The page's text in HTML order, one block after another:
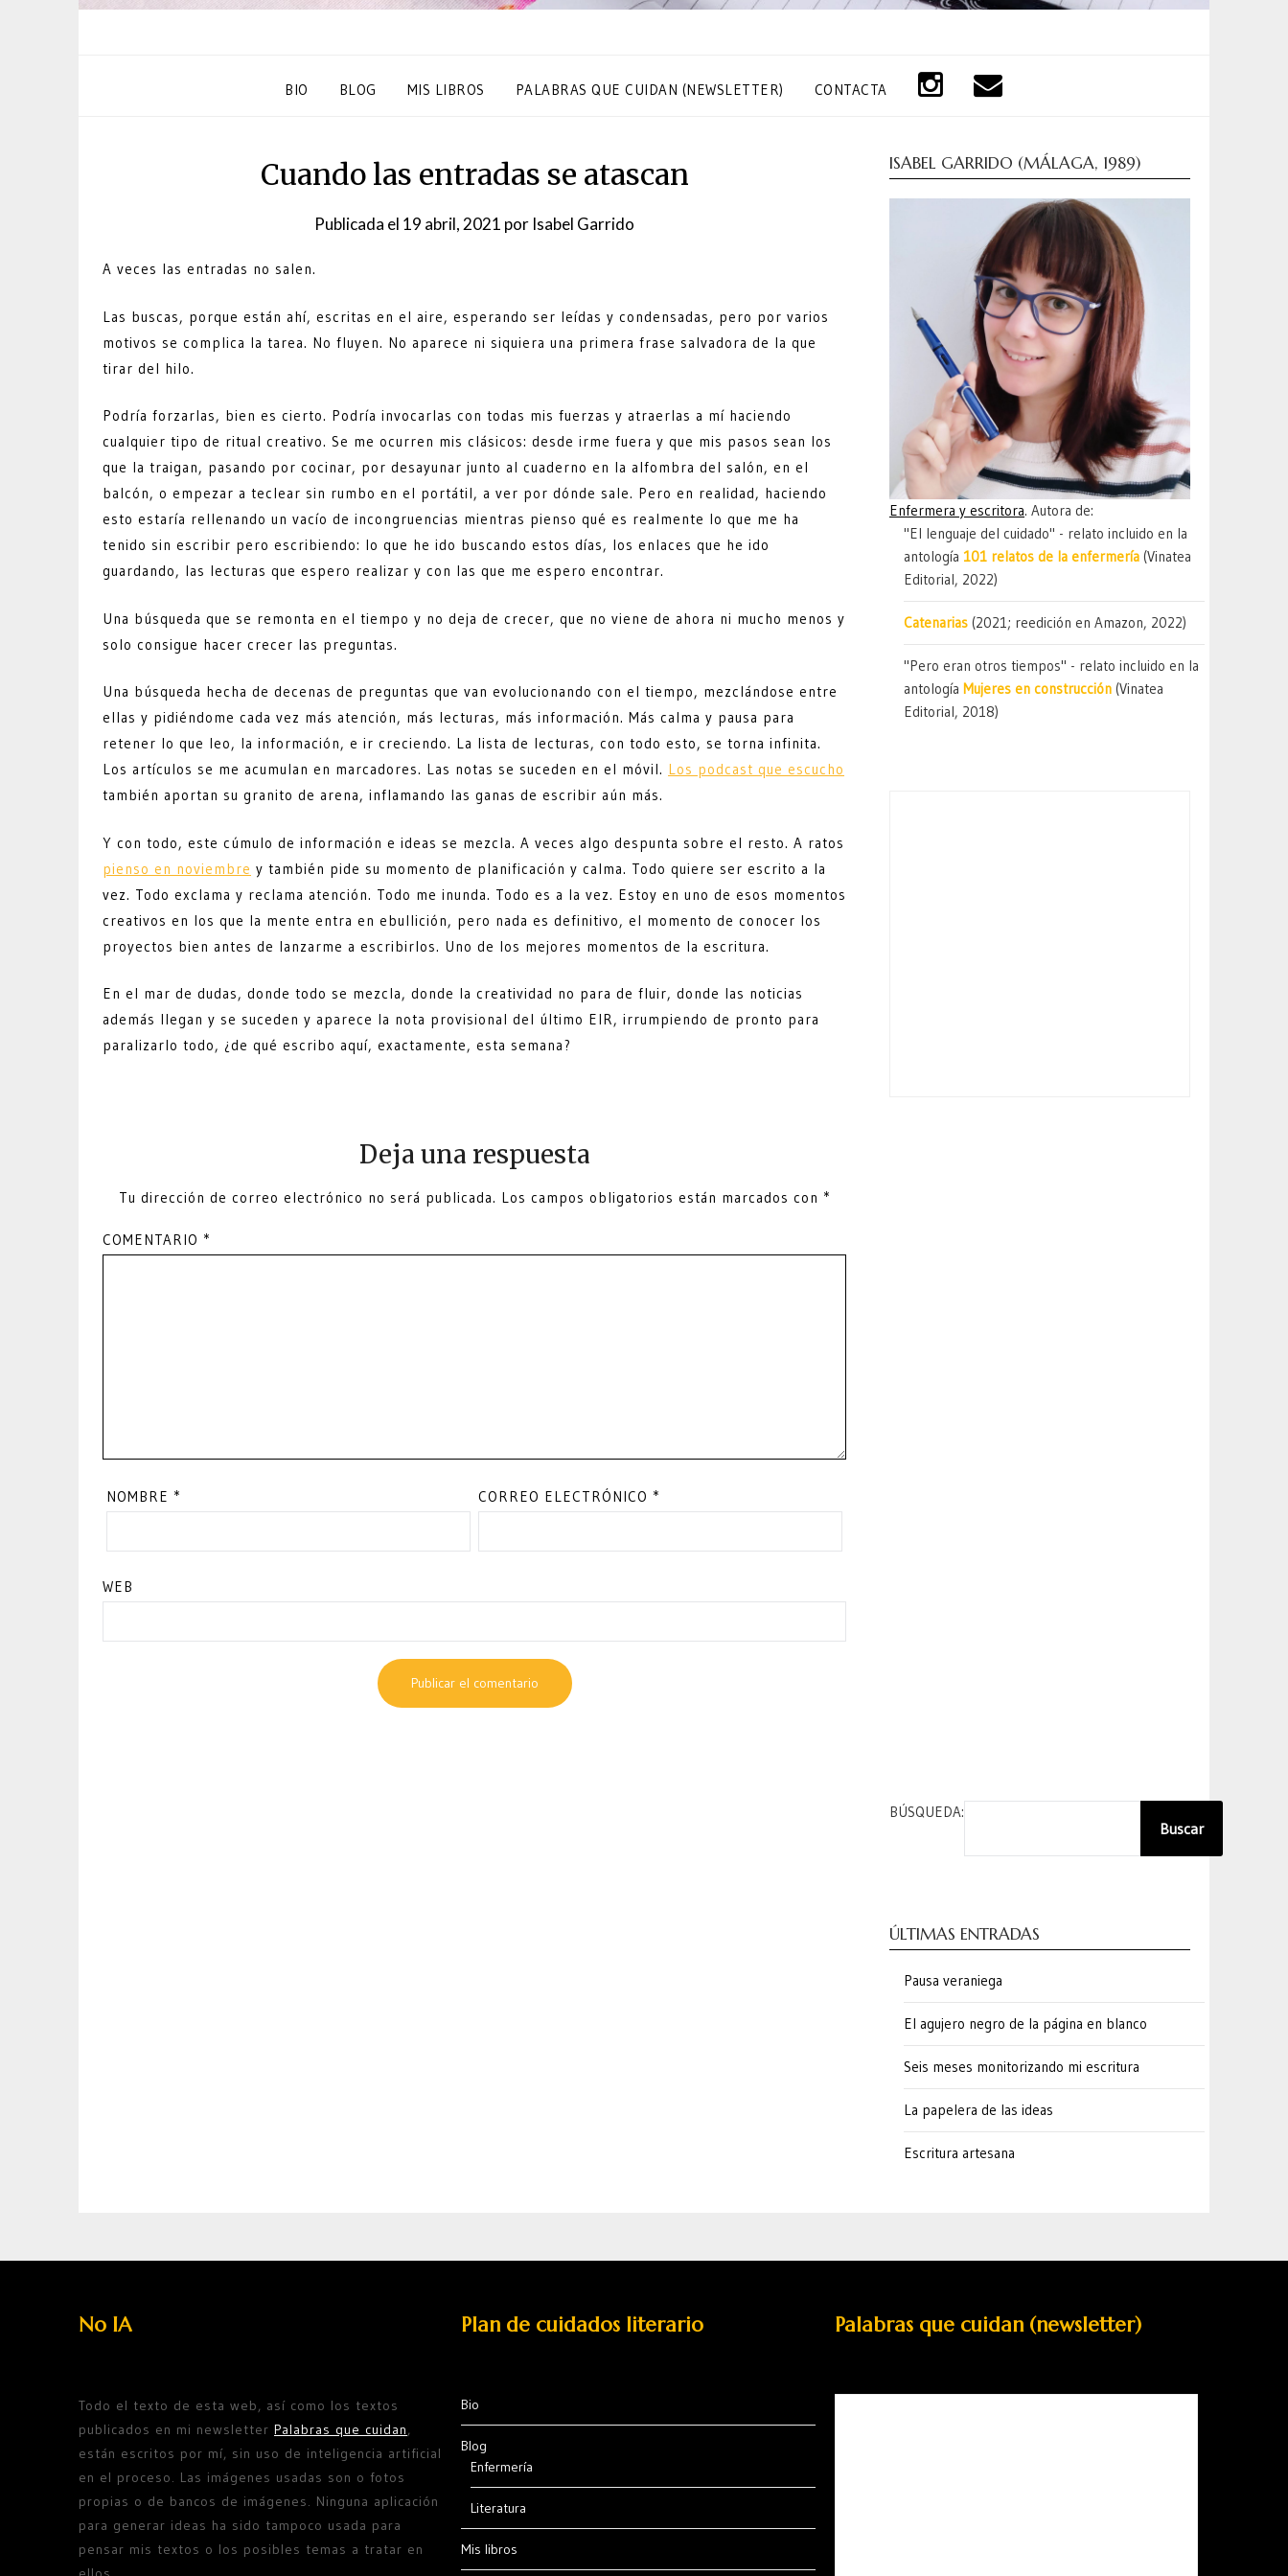
BIO BLOG MIS LIBROS PALABRAS QUE CUIDAN (NEWSLETTER) CONTACTA
Cuando las entradas se atascan
Publicada el 19 abril, 2021 por Isabel Garrido
A veces las entradas no salen.
Las buscas, porque están ahí, escritas en el aire, esperando ser leídas y condensadas, pero por varios
motivos se complica la tarea. No fluyen. No aparece ni siquiera una primera frase salvadora de la que
tirar del hilo.
Podría forzarlas, bien es cierto. Podría invocarlas con todas mis fuerzas y atraerlas a mí haciendo
cualquier tipo de ritual creativo. Se me ocurren mis clásicos: desde irme fuera y que mis pasos sean los
que la traigan, pasando por cocinar, por desayunar junto al cuaderno en la alfombra del salón, en el
balcón, o empezar a teclear sin rumbo en el portátil, a ver por dónde sale. Pero en realidad, haciendo
esto estaría rellenando un vacío de incongruencias mientras pienso qué es realmente lo que me ha
tenido sin escribir pero escribiendo: lo que he ido buscando estos días, los enlaces que he ido
guardando, las lecturas que espero realizar y con las que me espero encontrar.
Una búsqueda que se remonta en el tiempo y no deja de crecer, que no viene de ahora ni mucho menos y
solo consigue hacer crecer las preguntas.
Una búsqueda hecha de decenas de preguntas que van evolucionando con el tiempo, mezclándose entre
ellas y pidiéndome cada vez más atención, más lecturas, más información. Más calma y pausa para
retener lo que leo, la información, e ir creciendo. La lista de lecturas, con todo esto, se torna infinita.
Los artículos se me acumulan en marcadores. Las notas se suceden en el móvil. Los podcast que escucho
también aportan su granito de arena, inflamando las ganas de escribir aún más.
Y con todo, este cúmulo de información e ideas se mezcla. A veces algo despunta sobre el resto. A ratos
pienso en noviembre y también pide su momento de planificación y calma. Todo quiere ser escrito a la
vez. Todo exclama y reclama atención. Todo me inunda. Todo es a la vez. Estoy en uno de esos momentos
creativos en los que la mente entra en ebullición, pero nada es definitivo, el momento de conocer los
proyectos bien antes de lanzarme a escribirlos. Uno de los mejores momentos de la escritura.
En el mar de dudas, donde todo se mezcla, donde la creatividad no para de fluir, donde las noticias
además llegan y se suceden y aparece la nota provisional del último EIR, irrumpiendo de pronto para
paralizarlo todo, ¿de qué escribo aquí, exactamente, esta semana?
Deja una respuesta
Tu dirección de correo electrónico no será publicada. Los campos obligatorios están marcados con *
COMENTARIO *
NOMBRE * CORREO ELECTRÓNICO *
WEB
ISABEL GARRIDO (MÁLAGA, 1989)
Enfermera y escritora. Autora de:
"El lenguaje del cuidado" - relato incluido en la
antología 101 relatos de la enfermería (Vinatea
Editorial, 2022)
Catenarias (2021; reedición en Amazon, 2022)
"Pero eran otros tiempos" - relato incluido en la
antología Mujeres en construcción (Vinatea
Editorial, 2018)
BÚSQUEDA:
Buscar
ÚLTIMAS ENTRADAS
Pausa veraniega
El agujero negro de la página en blanco
Seis meses monitorizando mi escritura
La papelera de las ideas
Escritura artesana
No IA
Todo el texto de esta web, así como los textos
publicados en mi newsletter Palabras que cuidan,
están escritos por mí, sin uso de inteligencia artificial
en el proceso. Las imágenes usadas son o fotos
propias o de bancos de imágenes. Ninguna aplicación
para generar ideas ha sido tampoco usada para
pensar mis textos o los posibles temas a tratar en
Plan de cuidados literario
Bio
Blog
Enfermería
Literatura
Mis libros
Palabras que cuidan (newsletter)